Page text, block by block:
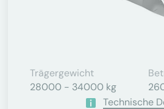
Trägergewicht
28000 - 34000 kg
Technische